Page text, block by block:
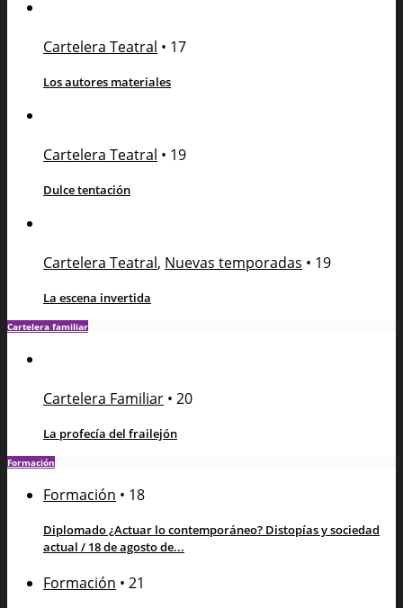
Cartelera Teatral • 17
Los autores materiales
Cartelera Teatral • 19
Dulce tentación
Cartelera Teatral, Nuevas temporadas • 19
La escena invertida
Cartelera familiar
Cartelera Familiar • 20
La profecía del frailejón
Formación
Formación • 18
Diplomado ¿Actuar lo contemporáneo? Distopías y sociedad
actual / 18 de agosto de...
Formación • 21